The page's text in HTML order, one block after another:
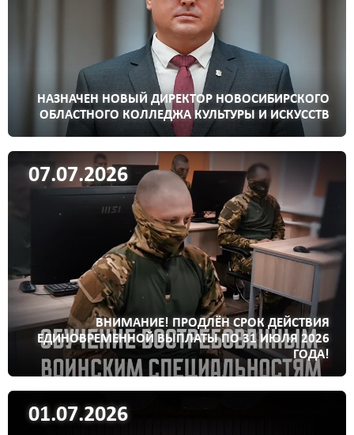
НАЗНАЧЕН НОВЫЙ ДИРЕКТОР НОВОСИБИРСКОГО
ОБЛАСТНОГО КОЛЛЕДЖА КУЛЬТУРЫ И ИСКУССТВ
07.07.2026
ВНИМАНИЕ! ПРОДЛЁН СРОК ДЕЙСТВИЯ
ЕДИНОВРЕМЕННОЙ ВЫПЛАТЫ ПО 31 ИЮЛЯ 2026
ГОДА!
01.07.2026